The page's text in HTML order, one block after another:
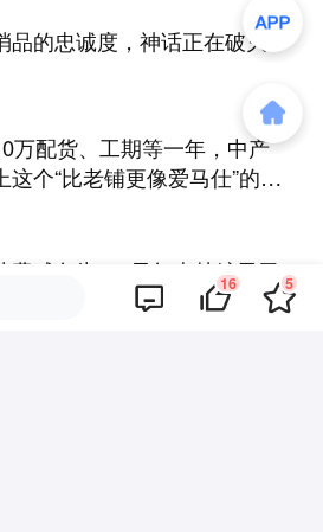
品的忠诚度，神话正在破灭
万配货、工期等一年，中产
这个“比老铺更像爱马仕”的兰
费减免为0，元气森林鲸吞无
16 5